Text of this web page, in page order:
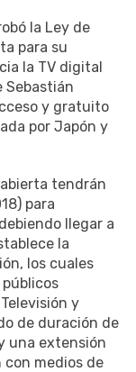
la Ley de
para su
la TV digital
Sebastián
y gratuito
por Japón y
abierta tendrán
para
llegar a
la
los cuales
y
de duración de
una extensión
con medios de